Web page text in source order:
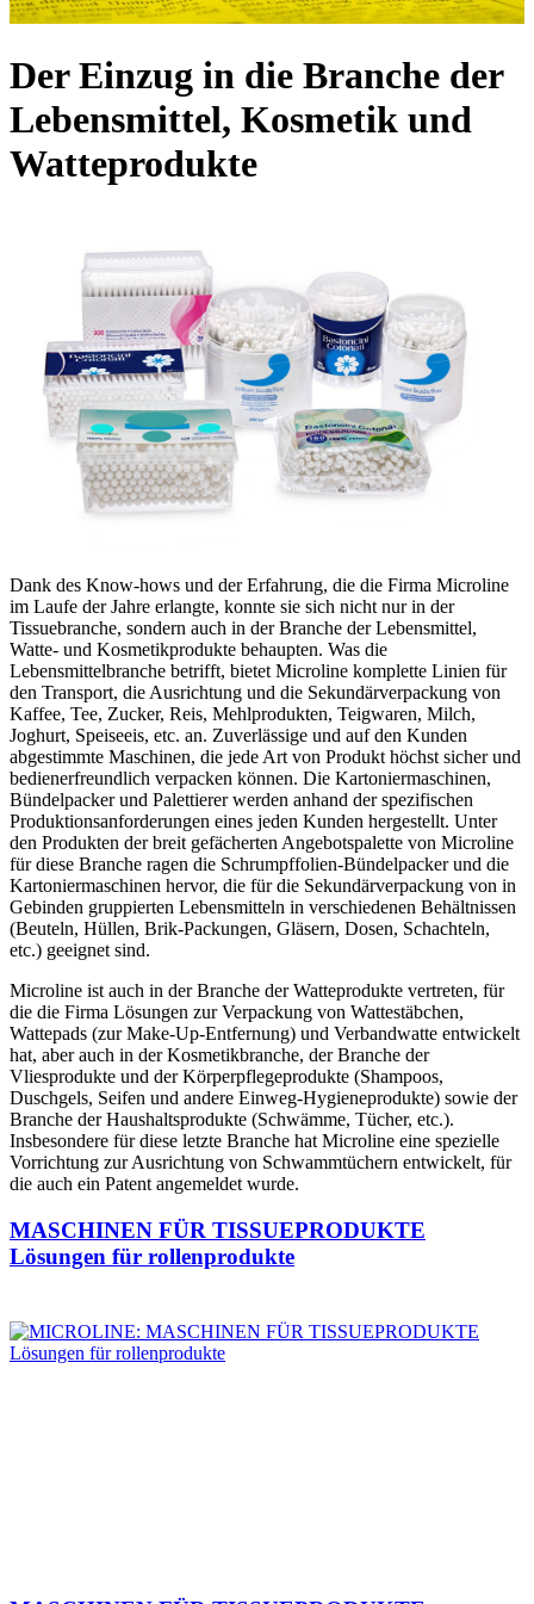
Der Einzug in die Branche der
Lebensmittel, Kosmetik und
Watteprodukte
Dank des Know-hows und der Erfahrung, die die Firma Microline
im Laufe der Jahre erlangte, konnte sie sich nicht nur in der
Tissuebranche, sondern auch in der Branche der Lebensmittel,
Watte- und Kosmetikprodukte behaupten. Was die
Lebensmittelbranche betrifft, bietet Microline komplette Linien für
den Transport, die Ausrichtung und die Sekundärverpackung von
Kaffee, Tee, Zucker, Reis, Mehlprodukten, Teigwaren, Milch,
Joghurt, Speiseeis, etc. an. Zuverlässige und auf den Kunden
abgestimmte Maschinen, die jede Art von Produkt höchst sicher und
bedienerfreundlich verpacken können. Die Kartoniermaschinen,
Bündelpacker und Palettierer werden anhand der spezifischen
Produktionsanforderungen eines jeden Kunden hergestellt. Unter
den Produkten der breit gefächerten Angebotspalette von Microline
für diese Branche ragen die Schrumpffolien-Bündelpacker und die
Kartoniermaschinen hervor, die für die Sekundärverpackung von in
Gebinden gruppierten Lebensmitteln in verschiedenen Behältnissen
(Beuteln, Hüllen, Brik-Packungen, Gläsern, Dosen, Schachteln,
etc.) geeignet sind.
Microline ist auch in der Branche der Watteprodukte vertreten, für
die die Firma Lösungen zur Verpackung von Wattestäbchen,
Wattepads (zur Make-Up-Entfernung) und Verbandwatte entwickelt
hat, aber auch in der Kosmetikbranche, der Branche der
Vliesprodukte und der Körperpflegeprodukte (Shampoos,
Duschgels, Seifen und andere Einweg-Hygieneprodukte) sowie der
Branche der Haushaltsprodukte (Schwämme, Tücher, etc.).
Insbesondere für diese letzte Branche hat Microline eine spezielle
Vorrichtung zur Ausrichtung von Schwammtüchern entwickelt, für
die auch ein Patent angemeldet wurde.
MASCHINEN FÜR TISSUEPRODUKTE
Lösungen für rollenprodukte